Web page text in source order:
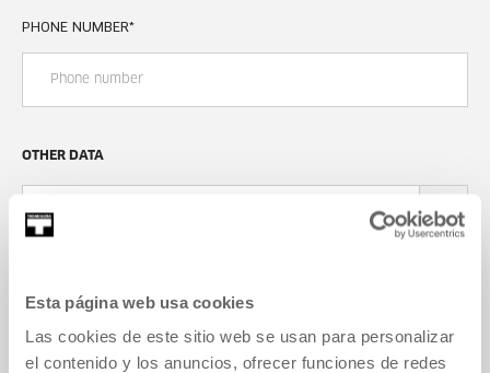
Esta página web usa cookies
Las cookies de este sitio web se usan para personalizar
el contenido y los anuncios, ofrecer funciones de redes
PHONE NUMBER*
OTHER DATA
PDF FILE (MAX 10 MB)